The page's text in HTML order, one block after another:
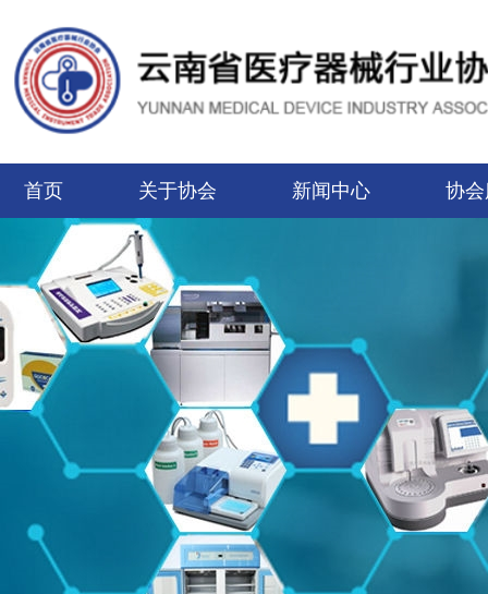
首页 关于协会 新闻中心 协